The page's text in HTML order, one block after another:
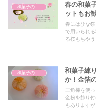
春の和菓
ットもお
春にはひな祭
で用いられ
る桜もちや
和菓子練
か！金箔
三角棒を使
金粉を飾り
もあります